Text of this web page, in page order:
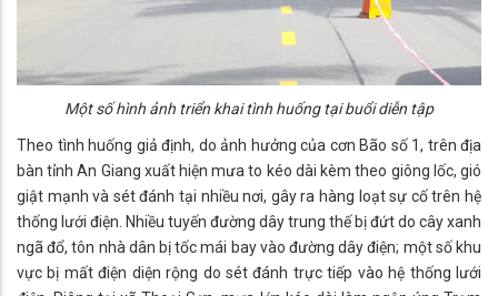
Một số hình ảnh triển khai tình huống tại buổi diễn tập
Theo tình huống giả định, do ảnh hưởng của cơn Bão số 1, trên địa
bàn tỉnh An Giang xuất hiện mưa to kéo dài kèm theo giông lốc, gió
giật mạnh và sét đánh tại nhiều nơi, gây ra hàng loạt sự cố trên hệ
thống lưới điện. Nhiều tuyến đường dây trung thế bị đứt do cây xanh
ngã đổ, tôn nhà dân bị tốc mái bay vào đường dây điện; một số khu
vực bị mất điện diện rộng do sét đánh trực tiếp vào hệ thống lưới